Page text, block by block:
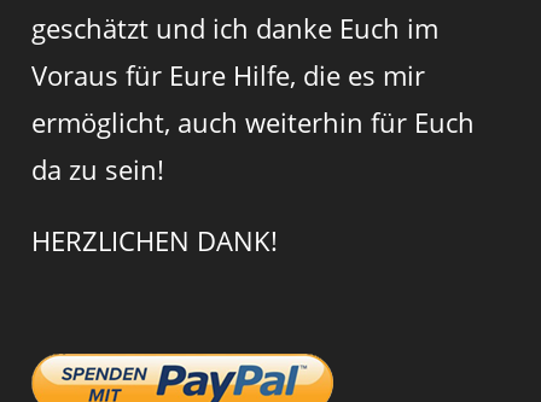
geschätzt und ich danke Euch im
Voraus für Eure Hilfe, die es mir
ermöglicht, auch weiterhin für Euch
da zu sein!
HERZLICHEN DANK!